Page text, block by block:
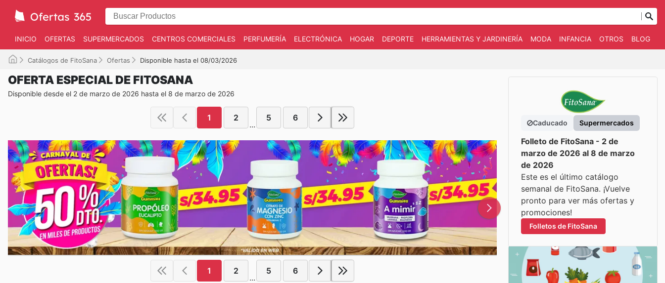
INICIO OFERTAS SUPERMERCADOS CENTROS COMERCIALES PERFUMERÍA ELECTRÓNICA HOGAR DEPORTE HERRAMIENTAS Y JARDINERÍA MODA INFANCIA OTROS BLOG
Catálogos de FitoSana Ofertas Disponible hasta el 08/03/2026
OFERTA ESPECIAL DE FITOSANA
Disponible desde el 2 de marzo de 2026 hasta el 8 de marzo de 2026
1 2
...
5 6
1 2
...
5 6
Caducado Supermercados
Folleto de FitoSana - 2 de
marzo de 2026 al 8 de marzo
de 2026
Este es el último catálogo
semanal de FitoSana. ¡Vuelve
pronto para ver más ofertas y
promociones!
Folletos de FitoSana